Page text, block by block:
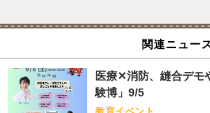
関連ニュース
医療✕消防、縫合デモ
験博」9/5